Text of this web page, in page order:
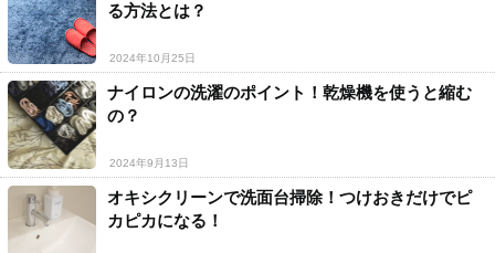
る方法とは？
2024年10月25日
ナイロンの洗濯のポイント！乾燥機を使うと縮む
の？
2024年9月13日
オキシクリーンで洗面台掃除！つけおきだけでピ
カピカになる！